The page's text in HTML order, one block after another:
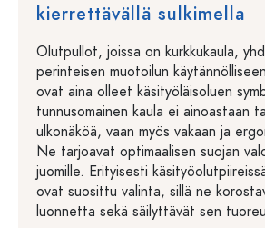
kierrettävällä sulkimella
Olutpullot, joissa on kurkkukaula,
perinteisen muotoilun
ovat aina olleet käsityöläisoluen
tunnusomainen kaula ei ainoastaan
ulkonäköä, vaan myös vakaan ja
Ne tarjoavat optimaalisen suojan
juomille. Erityisesti
ovat suosittu valinta, sillä ne
luonnetta sekä säilyttävät sen